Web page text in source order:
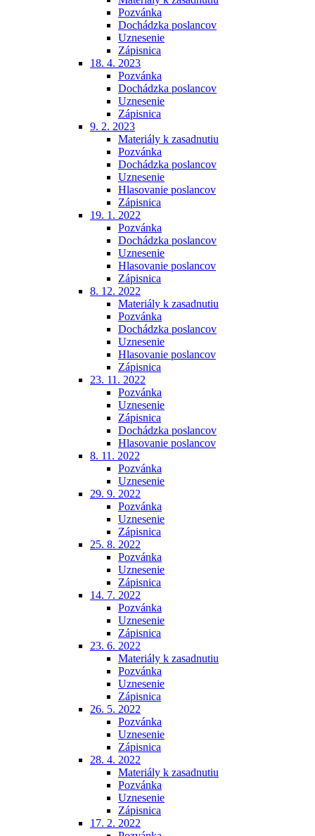
Pozvánka
Dochádzka poslancov
Uznesenie
Zápisnica
18. 4. 2023
Pozvánka
Dochádzka poslancov
Uznesenie
Zápisnica
9. 2. 2023
Materiály k zasadnutiu
Pozvánka
Dochádzka poslancov
Uznesenie
Hlasovanie poslancov
Zápisnica
19. 1. 2022
Pozvánka
Dochádzka poslancov
Uznesenie
Hlasovanie poslancov
Zápisnica
8. 12. 2022
Materiály k zasadnutiu
Pozvánka
Dochádzka poslancov
Uznesenie
Hlasovanie poslancov
Zápisnica
23. 11. 2022
Pozvánka
Uznesenie
Zápisnica
Dochádzka poslancov
Hlasovanie poslancov
8. 11. 2022
Pozvánka
Uznesenie
29. 9. 2022
Pozvánka
Uznesenie
Zápisnica
25. 8. 2022
Pozvánka
Uznesenie
Zápisnica
14. 7. 2022
Pozvánka
Uznesenie
Zápisnica
23. 6. 2022
Materiály k zasadnutiu
Pozvánka
Uznesenie
Zápisnica
26. 5. 2022
Pozvánka
Uznesenie
Zápisnica
28. 4. 2022
Materiály k zasadnutiu
Pozvánka
Uznesenie
Zápisnica
17. 2. 2022